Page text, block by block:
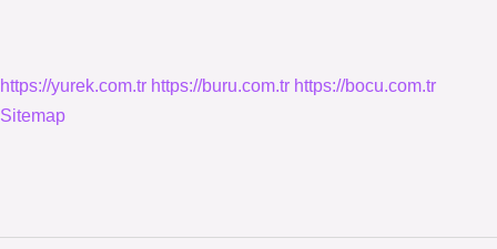
https://yurek.com.tr https://buru.com.tr https://bocu.com.tr
Sitemap